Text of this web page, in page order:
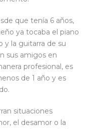
que tenía 6 años,
ya tocaba el piano
y la guitarra de su
sus amigos en
profesional, es
de 1 año y es
situaciones
el desamor o la